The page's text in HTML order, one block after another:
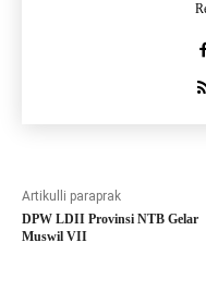
Artikulli paraprak
DPW LDII Provinsi NTB Gelar
Muswil VII